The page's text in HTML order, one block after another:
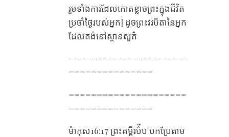
រួមទាំងការដែលកោតខ្លាចព្រះក្នុងជីវិត
ប្រចាំថ្ងៃរបស់អ្នក] ដូច​ព្រះវរបិតា​នៃ​អ្នក
ដែល​គង់​នៅ​ស្ថានសួគ៌
=====================
===============
=====================
===============
ម៉ាកុស16:17 ព្រះគម្ពីរប៌ីប បកប្រែតាម